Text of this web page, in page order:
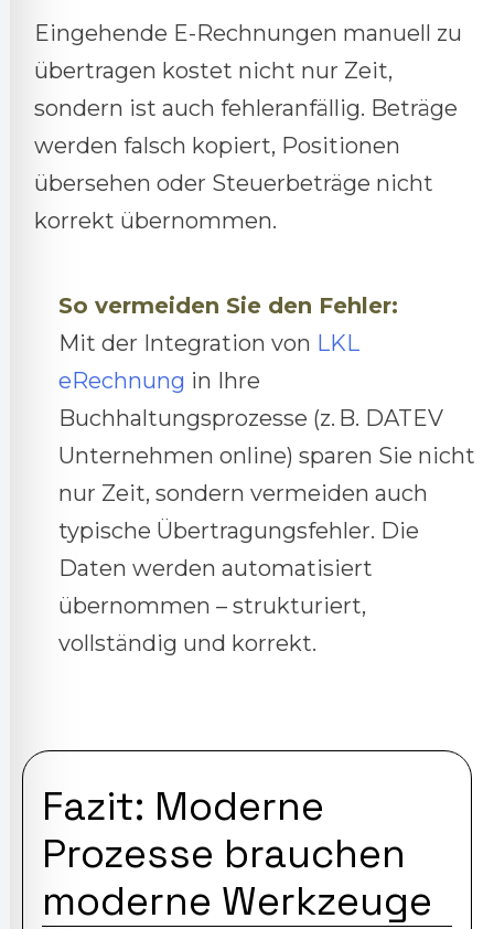
Eingehende E-Rechnungen manuell zu
übertragen kostet nicht nur Zeit,
sondern ist auch fehleranfällig. Beträge
werden falsch kopiert, Positionen
übersehen oder Steuerbeträge nicht
korrekt übernommen.
So vermeiden Sie den Fehler:
Mit der Integration von LKL
eRechnung in Ihre
Buchhaltungsprozesse (z. B. DATEV
Unternehmen online) sparen Sie nicht
nur Zeit, sondern vermeiden auch
typische Übertragungsfehler. Die
Daten werden automatisiert
übernommen – strukturiert,
vollständig und korrekt.
Fazit: Moderne
Prozesse brauchen
moderne Werkzeuge